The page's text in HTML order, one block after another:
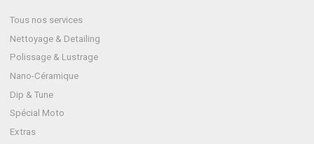
Tous nos services
Nettoyage & Detailing
Polissage & Lustrage
Nano-Céramique
Dip & Tune
Spécial Moto
Extras